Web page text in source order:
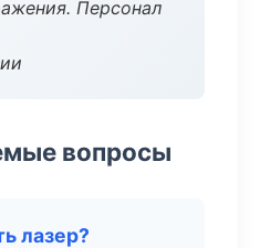
Персонал
вопросы
лазер?